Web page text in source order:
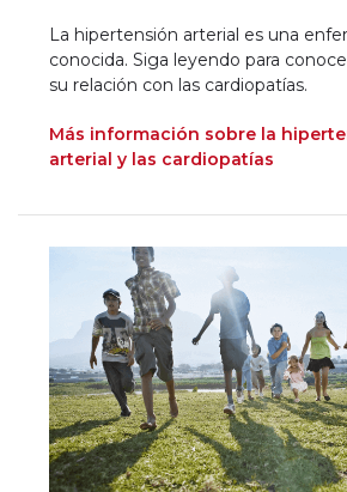
La hipertensión arterial es una
conocida. Siga leyendo para
su relación con las cardiopatías.
Más información sobre la
arterial y las cardiopatías